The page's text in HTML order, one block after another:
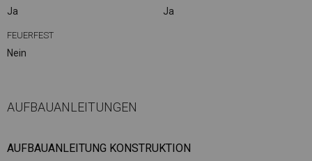
Ja Ja
FEUERFEST
Nein
AUFBAUANLEITUNGEN
AUFBAUANLEITUNG KONSTRUKTION